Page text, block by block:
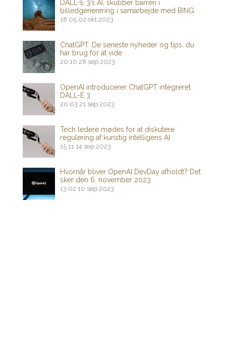
DALL-E 3’s AI, skubber barren i
billedgenerering i samarbejde med BING
18:05 02 okt 2023
ChatGPT: De seneste nyheder og tips, du
har brug for at vide
20:10 28 sep 2023
OpenAI introducerer ChatGPT integreret
DALL-E 3
20:03 21 sep 2023
Tech ledere mødes for at diskutere
regulering af kunstig intelligens AI
15:11 14 sep 2023
Hvornår bliver OpenAI DevDay afholdt? Det
sker den 6. november 2023
13:02 10 sep 2023